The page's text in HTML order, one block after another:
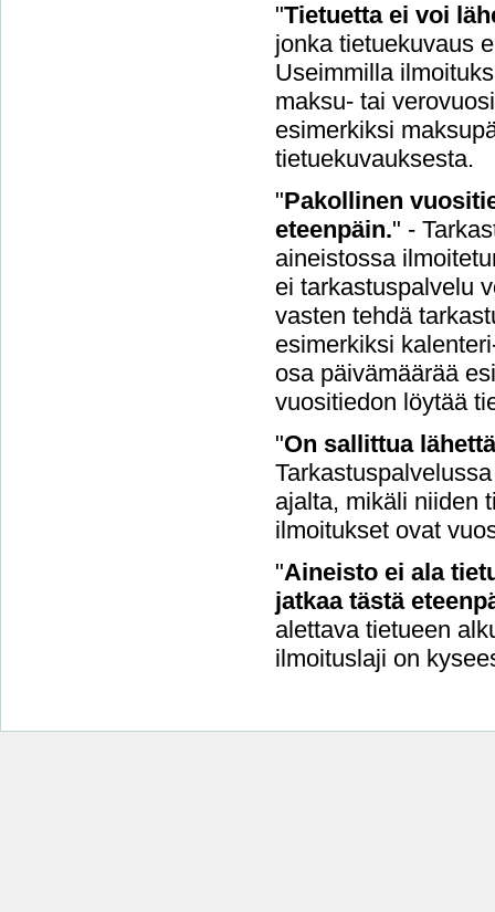
"Tietuetta ei voi
jonka tietuekuvaus
Useimmilla
maksu- tai
esimerkiksi
tietuekuvauksesta.
"Pakollinen
eteenpäin." -
aineistossa
ei tarkastuspalvelu
vasten tehdä
esimerkiksi
osa päivämäärää
vuositiedon löytää
"On sallittua
ajalta, mikäli niiden
ilmoitukset ovat
"Aineisto ei ala
jatkaa tästä
alettava tietueen
ilmoituslaji on